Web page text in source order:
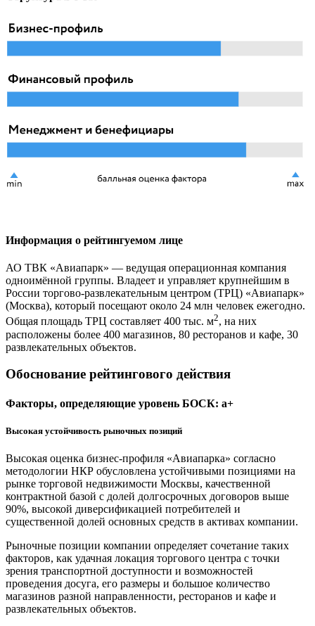
Информация о рейтингуемом лице
АО ТВК «Авиапарк» — ведущая операционная компания
одноимённой группы. Владеет и управляет крупнейшим в
России торгово-развлекательным центром (ТРЦ) «Авиапарк»
(Москва), который посещают около 24 млн человек ежегодно.
Общая площадь ТРЦ составляет 400 тыс. м2, на них
расположены более 400 магазинов, 80 ресторанов и кафе, 30
развлекательных объектов.
Обоснование рейтингового действия
Факторы, определяющие уровень БОСК: a+
Высокая устойчивость рыночных позиций
Высокая оценка бизнес-профиля «Авиапарка» согласно
методологии НКР обусловлена устойчивыми позициями на
рынке торговой недвижимости Москвы, качественной
контрактной базой с долей долгосрочных договоров выше
90%, высокой диверсификацией потребителей и
существенной долей основных средств в активах компании.
Рыночные позиции компании определяет сочетание таких
факторов, как удачная локация торгового центра с точки
зрения транспортной доступности и возможностей
проведения досуга, его размеры и большое количество
магазинов разной направленности, ресторанов и кафе и
развлекательных объектов.